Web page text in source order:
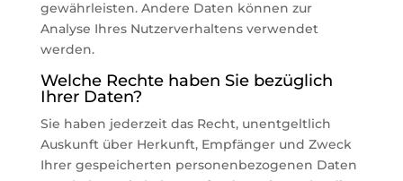
gewährleisten. Andere Daten können zur
Analyse Ihres Nutzerverhaltens verwendet
werden.
Welche Rechte haben Sie bezüglich
Ihrer Daten?
Sie haben jederzeit das Recht, unentgeltlich
Auskunft über Herkunft, Empfänger und Zweck
Ihrer gespeicherten personenbezogenen Daten